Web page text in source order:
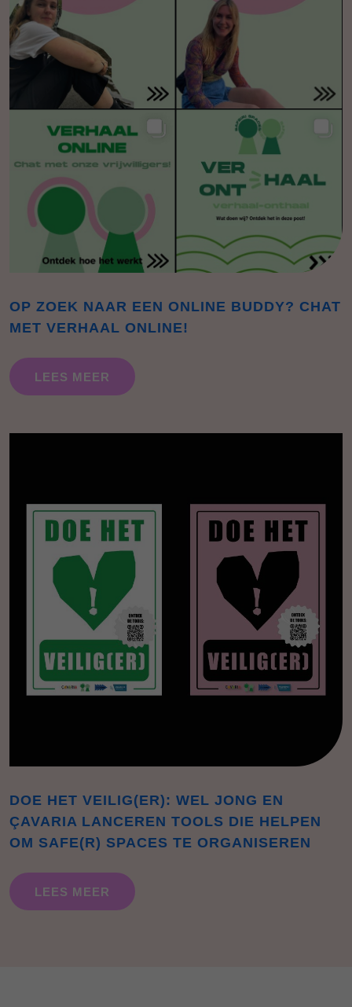
OP ZOEK NAAR EEN ONLINE BUDDY? CHAT
MET VERHAAL ONLINE!
LEES MEER
DOE HET VEILIG(ER): WEL JONG EN
ÇAVARIA LANCEREN TOOLS DIE HELPEN
OM SAFE(R) SPACES TE ORGANISEREN
LEES MEER